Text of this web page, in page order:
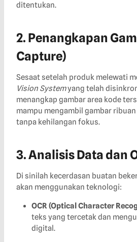
ditentukan.
2. Penangkapan
Capture)
Sesaat setelah produk melewati
Vision Systemyang telah
menangkap gambar area kode
mampu mengambil gambar
tanpa kehilangan fokus.
3. Analisis Data dan
Di sinilah kecerdasan buatan
akan menggunakan teknologi:
OCR (Optical Character
teks yang tercetak dan
digital.